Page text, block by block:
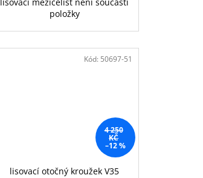
položky
4 250
KČ
–12 %
lisovací otočný kroužek V35
Kód: 50697-51